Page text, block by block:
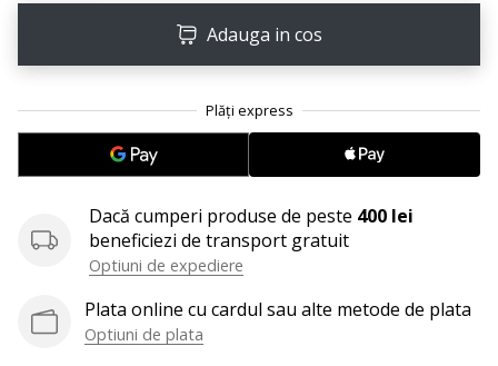
Adauga in cos
Dacă cumperi produse de peste 400 lei
beneficiezi de transport gratuit
Optiuni de expediere
Plata online cu cardul sau alte metode de plata
Optiuni de plata